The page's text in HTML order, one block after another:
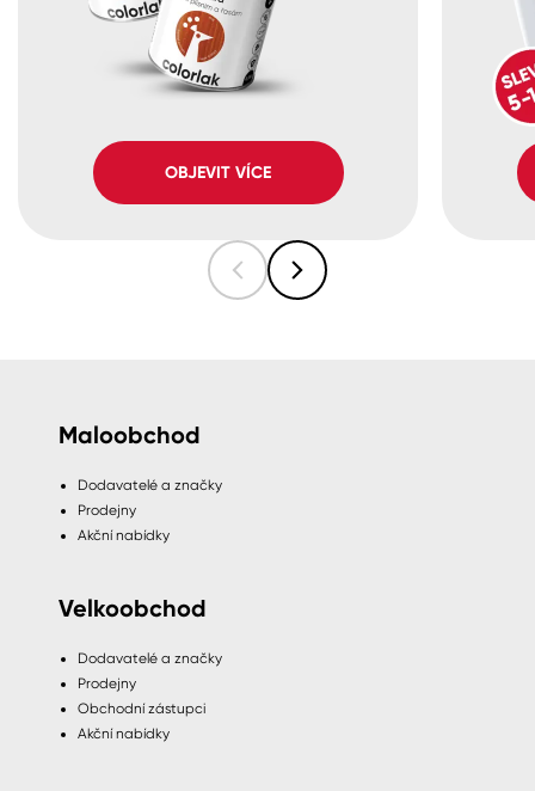
OBJEVIT VÍCE
Maloobchod
Dodavatelé a značky
Prodejny
Akční nabídky
Velkoobchod
Dodavatelé a značky
Prodejny
Obchodní zástupci
Akční nabídky